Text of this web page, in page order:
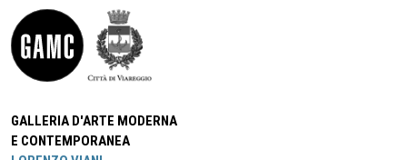
GALLERIA D'ARTE MODERNA
E CONTEMPORANEA